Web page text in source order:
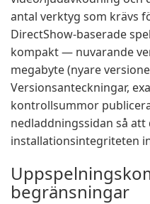
antal verktyg som krävs
DirectShow-baserade
kompakt — nuvarande
megabyte (nyare
Versionsanteckningar,
kontrollsummor
nedladdningssidan så
installationsintegriteten
begränsningar